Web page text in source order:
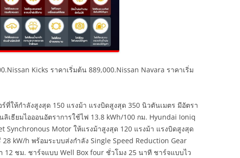
Kicks ราคาเริ่มต้น 889,000.Nissan Navara ราคาเริ่ม
ร์ที่ให้กำลังสูงสุด 150 แรงม้า แรงบิดสูงสุด 350 นิวตันเมตร มีอัตรา
ลิเธียมไอออนอัตราการใช้ไฟ 13.8 kWh/100 กม. Hyundai Ioniq
Synchronous Motor ให้แรงม้าสูงสุด 120 แรงม้า แรงบิดสูงสุด
kW/h พร้อมระบบส่งกำลัง Single Speed Reduction Gear
12 ชม. ชาร์จแบบ Well Box four ชั่วโมง 25 นาที ชาร์จแบบไว